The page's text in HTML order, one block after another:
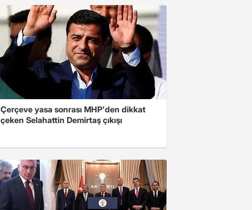
Çerçeve yasa sonrası MHP'den dikkat
çeken Selahattin Demirtaş çıkışı